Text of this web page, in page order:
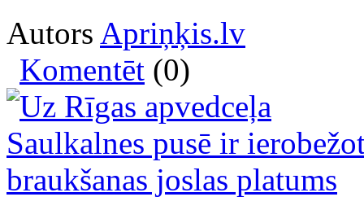
Autors Apriņķis.lv
Komentēt (0)